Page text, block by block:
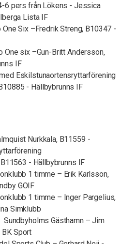
6 pers från Lökens - Jessica
Lista IF
One Six –Fredrik Streng, B10347 -
One six –Gun-Britt Andersson,
IF
Eskilstunaortensryttarförening
- Hällbybrunns IF
Nurkkala, B11559 -
- Hällbybrunns IF
1 timme – Erik Karlsson,
GOIF
1 timme – Inger Pargelius,
Simklubb
Gästhamn – Jim
Sport